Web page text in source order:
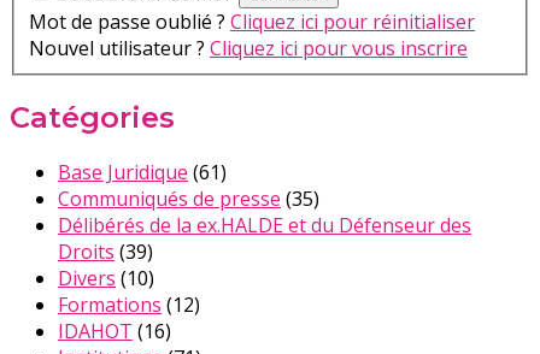
Mot de passe oublié ? Cliquez ici pour réinitialiser
Nouvel utilisateur ? Cliquez ici pour vous inscrire
Catégories
Base Juridique (61)
Communiqués de presse (35)
Délibérés de la ex.HALDE et du Défenseur des
Droits (39)
Divers (10)
Formations (12)
IDAHOT (16)